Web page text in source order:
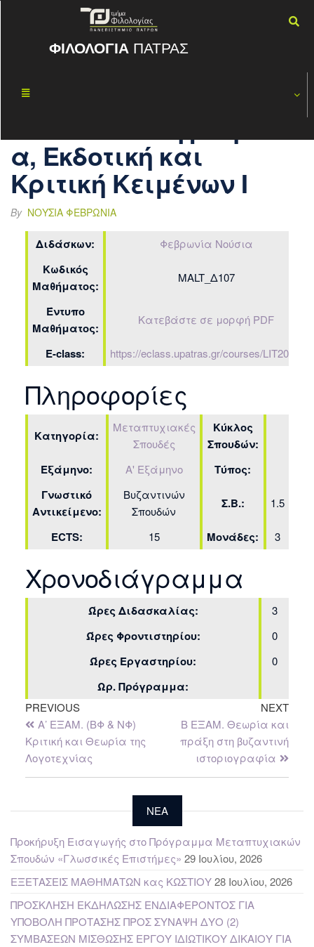
ΦΙΛΟΛΟΓΙΑ ΠΑΤΡΑΣ
21
α, Εκδοτική και
Κριτική Κειμένων Ι
By ΝΟΎΣΙΑ ΦΕΒΡΩΝΊΑ
Διδάσκων: Φεβρωνία Νούσια
Κωδικός
Μαθήματος:
MALT_Δ107
Έντυπο
Μαθήματος:
Κατεβάστε σε μορφή PDF
E-class: https://eclass.upatras.gr/courses/LIT2003/
Πληροφορίες
Κατηγορία:
Μεταπτυχιακές
Σπουδές
Κύκλος
Σπουδών:
Εξάμηνο:
Α' Εξάμηνο
Τύπος:
Γνωστικό
Αντικείμενο:
Βυζαντινών
Σπουδών
Σ.Β.: 1.5
ECTS: 15 Μονάδες: 3
Χρονοδιάγραμμα
Ώρες Διδασκαλίας: 3
Ώρες Φροντιστηρίου: 0
Ώρες Εργαστηρίου: 0
Ωρ. Πρόγραμμα:
PREVIOUS
Α’ ΕΞΑΜ. (ΒΦ & ΝΦ)
Κριτική και Θεωρία της
Λογοτεχνίας
NEXT
Β ΕΞΑΜ. Θεωρία και
πράξη στη βυζαντινή
ιστοριογραφία
NEA
Προκήρυξη Εισαγωγής στο Πρόγραμμα Μεταπτυχιακών
Σπουδών «Γλωσσικές Επιστήμες» 29 Ιουλίου, 2026
ΕΞΕΤΑΣΕΙΣ ΜΑΘΗΜΑΤΩΝ κας ΚΩΣΤΙΟΥ28 Ιουλίου, 2026
ΠΡΟΣΚΛΗΣΗ ΕΚΔΗΛΩΣΗΣ ΕΝΔΙΑΦΕΡΟΝΤΟΣ ΓΙΑ
ΥΠΟΒΟΛΗ ΠΡΟΤΑΣΗΣ ΠΡΟΣ ΣΥΝΑΨΗ ΔΥΟ (2)
ΣΥΜΒΑΣΕΩΝ ΜΙΣΘΩΣΗΣ ΕΡΓΟΥ ΙΔΙΩΤΙΚΟΥ ΔΙΚΑΙΟΥ ΓΙΑ